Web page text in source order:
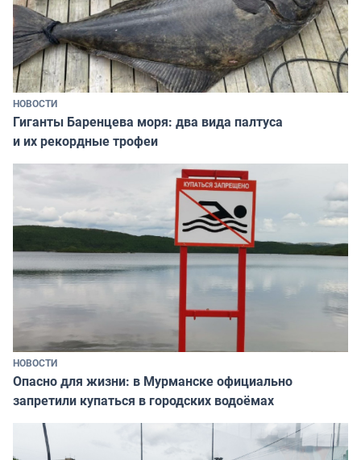
НОВОСТИ
Гиганты Баренцева моря: два вида палтуса
и их рекордные трофеи
НОВОСТИ
Опасно для жизни: в Мурманске официально
запретили купаться в городских водоёмах